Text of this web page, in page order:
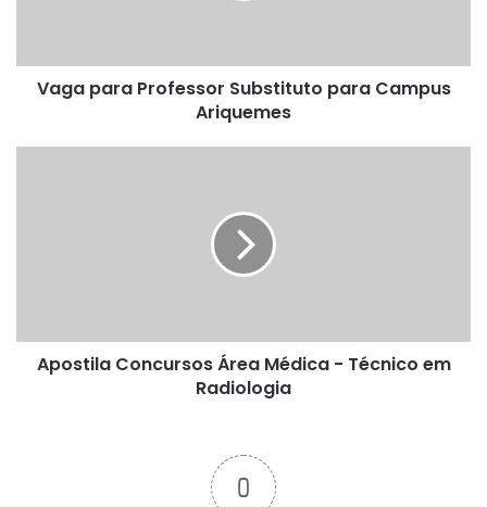
Vaga para Professor Substituto para Campus
Ariquemes
Apostila Concursos Área Médica - Técnico em
Radiologia
0